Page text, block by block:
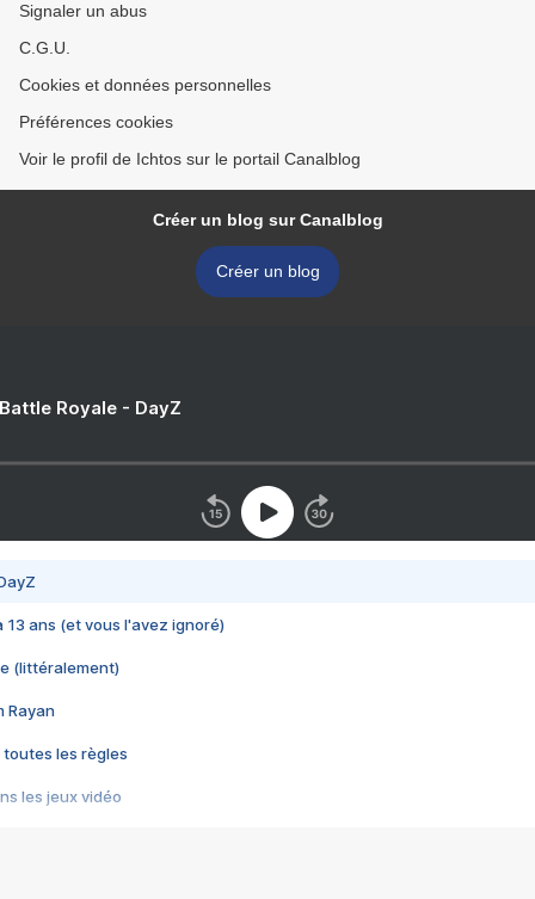
Signaler un abus
C.G.U.
Cookies et données personnelles
Préférences cookies
Voir le profil de Ichtos sur le portail Canalblog
Créer un blog sur Canalblog
Créer un blog
Royale - DayZ
13 ans (et vous l'avez ignoré)
(littéralement)
Rayan
toutes les règles
les jeux vidéo